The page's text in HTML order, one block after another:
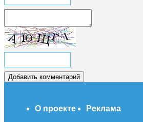
О проекте Реклама